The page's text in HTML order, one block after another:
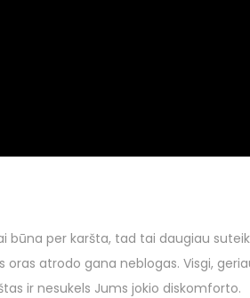
per karšta, tad tai daugiau
atrodo gana neblogas. Visgi,
ir nesukels Jums jokio diskomforto.